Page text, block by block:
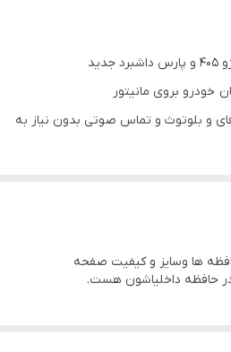
خودرو بروی مانیتور
و بلوتوث و تماس صوتی بدون نیاز به
جلو و 360 درجه
ها وسایز و کیفیت صفحه
حافظه داخلیاشون هست.